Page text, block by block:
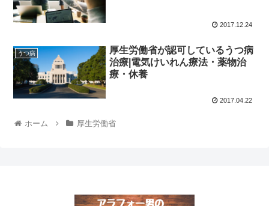
2017.12.24
うつ病
厚生労働省が認可しているうつ病
治療|電気けいれん療法・薬物治
療・休養
2017.04.22
ホーム 厚生労働省